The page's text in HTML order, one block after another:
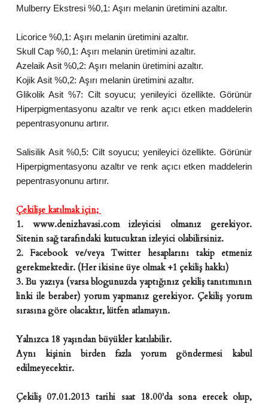
Mulberry Ekstresi %0,1: Aşırı melanin üretimini azaltır.
Licorice %0,1: Aşırı melanin üretimini azaltır.
Skull Cap %0,1: Aşırı melanin üretimini azaltır.
Azelaik Asit %0,2: Aşırı melanin üretimini azaltır.
Kojik Asit %0,2: Aşırı melanin üretimini azaltır.
Glikolik Asit %7: Cilt soyucu; yenileyici özellikte. Görünür
Hiperpigmentasyonu azaltır ve renk açıcı etken maddelerin
pepentrasyonunu artırır.
Salisilik Asit %0,5: Cilt soyucu; yenileyici özellikte. Görünür
Hiperpigmentasyonu azaltır ve renk açıcı etken maddelerin
pepentrasyonunu artırır.
Çekilişe katılmak için;
1. www.denizhavasi.com izleyicisi olmanız gerekiyor.
Sitenin sağ tarafındaki kutucuktan izleyici olabilirsiniz.
2. Facebook ve/veya Twitter hesaplarını takip etmeniz
gerekmektedir. (Her ikisine üye olmak +1 çekiliş hakkı)
3. Bu yazıya (varsa blogunuzda yaptığınız çekiliş tanıtımının
linki ile beraber) yorum yapmanız gerekiyor. Çekiliş yorum
sırasına göre olacaktır, lütfen atlamayın.
Yalnızca 18 yaşından büyükler katılabilir.
Aynı kişinin birden fazla yorum göndermesi kabul
edilmeyecektir.
Çekiliş 07.01.2013 tarihi saat 18.00'da sona erecek olup,